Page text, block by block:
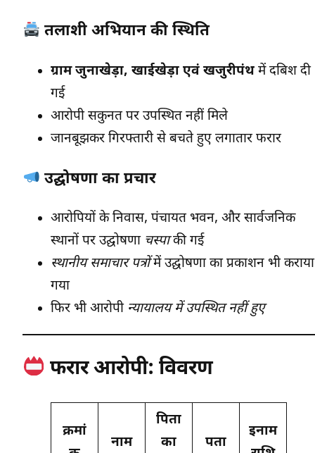
तलाशी अभियान की स्थिति
ग्राम जुनाखेड़ा, खाईखेड़ा एवं खजुरीपंथ में दबिश दी
गई
आरोपी सकुनत पर उपस्थित नहीं मिले
जानबूझकर गिरफ्तारी से बचते हुए लगातार फरार
उद्घोषणा का प्रचार
आरोपियों के निवास, पंचायत भवन, और सार्वजनिक
स्थानों पर उद्घोषणा चस्पाकी गई
स्थानीय समाचार पत्रोंमें उद्घोषणा का प्रकाशन भी कराया
गया
फिर भी आरोपी न्यायालय में उपस्थित नहीं हुए
फरार आरोपी: विवरण
क्रमां
नाम
पिता
का
पता
इनाम